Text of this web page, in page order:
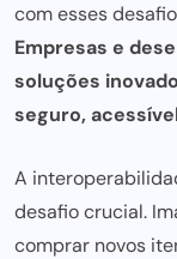
com esses
Empresas e
soluções
seguro,
A
desafio crucial.
comprar novos